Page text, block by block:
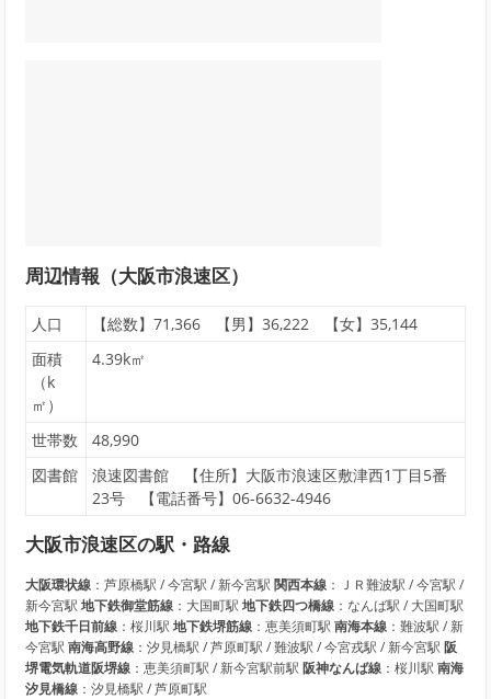
周辺情報（大阪市浪速区）
人口
【総数】71,366 【男】36,222 【女】35,144
面積
（k
㎡）
4.39k㎡
世帯数
48,990
図書館
浪速図書館 【住所】大阪市浪速区敷津西1丁目5番
23号 【電話番号】06-6632-4946
大阪市浪速区の駅・路線
大阪環状線：芦原橋駅 / 今宮駅 / 新今宮駅 関西本線：ＪＲ難波駅 / 今宮駅 /
新今宮駅 地下鉄御堂筋線：大国町駅 地下鉄四つ橋線：なんば駅 / 大国町駅
地下鉄千日前線：桜川駅 地下鉄堺筋線：恵美須町駅 南海本線：難波駅 / 新
今宮駅 南海高野線：汐見橋駅 / 芦原町駅 / 難波駅 / 今宮戎駅 / 新今宮駅 阪
堺電気軌道阪堺線：恵美須町駅 / 新今宮駅前駅 阪神なんば線：桜川駅 南海
汐見橋線：汐見橋駅 / 芦原町駅